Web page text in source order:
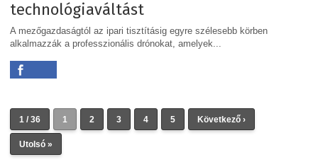
technológiaváltást
A mezőgazdaságtól az ipari tisztításig egyre szélesebb körben
alkalmazzák a professzionális drónokat, amelyek...
1 / 36 1 2 3 4 5 Következő ›
Utolsó »